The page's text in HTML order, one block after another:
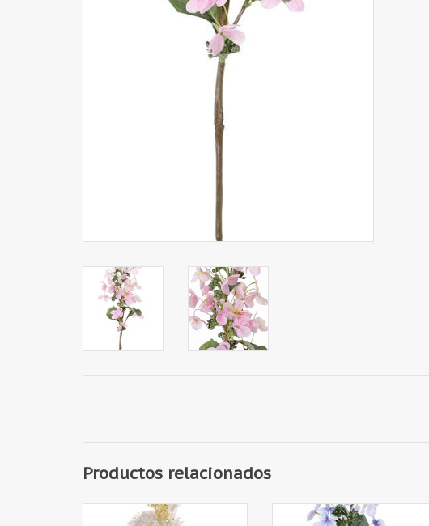
Productos relacionados
130747CR - Hortensia
130748LB - Hortensie paniculata